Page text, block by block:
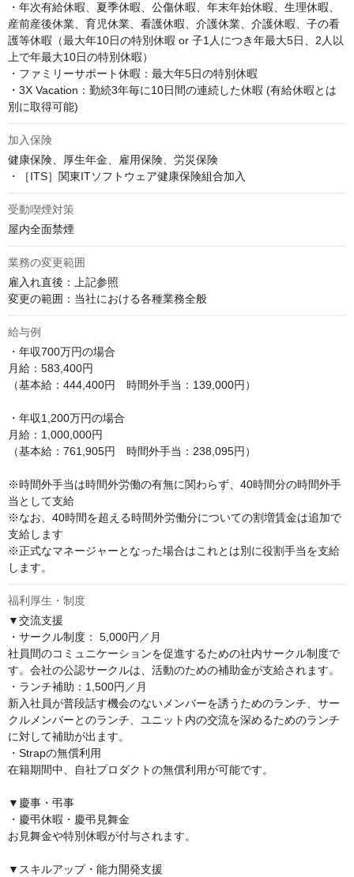
・年次有給休暇、夏季休暇、公傷休暇、年末年始休暇、生理休暇、
産前産後休業、育児休業、看護休暇、介護休業、介護休暇、子の看
護等休暇（最大年10日の特別休暇 or 子1人につき年最大5日、2人以
上で年最大10日の特別休暇）
・ファミリーサポート休暇：最大年5日の特別休暇
・3X Vacation：勤続3年毎に10日間の連続した休暇 (有給休暇とは
別に取得可能)
加入保険
健康保険、厚生年金、雇用保険、労災保険
・［ITS］関東ITソフトウェア健康保険組合加入
受動喫煙対策
屋内全面禁煙
業務の変更範囲
雇入れ直後：上記参照
変更の範囲：当社における各種業務全般
給与例
・年収700万円の場合
月給：583,400円
（基本給：444,400円　時間外手当：139,000円）
・年収1,200万円の場合
月給：1,000,000円
（基本給：761,905円　時間外手当：238,095円）
※時間外手当は時間外労働の有無に関わらず、40時間分の時間外手
当として支給
※なお、40時間を超える時間外労働分についての割増賃金は追加で
支給します
※正式なマネージャーとなった場合はこれとは別に役割手当を支給
します。
福利厚生・制度
▼交流支援
・サークル制度： 5,000円／月
社員間のコミュニケーションを促進するための社内サークル制度で
す。会社の公認サークルは、活動のための補助金が支給されます。
・ランチ補助：1,500円／月
新入社員が普段話す機会のないメンバーを誘うためのランチ、サー
クルメンバーとのランチ、ユニット内の交流を深めるためのランチ
に対して補助が出ます。
・Strapの無償利用
在籍期間中、自社プロダクトの無償利用が可能です。
▼慶事・弔事
・慶弔休暇・慶弔見舞金
お見舞金や特別休暇が付与されます。
▼スキルアップ・能力開発支援